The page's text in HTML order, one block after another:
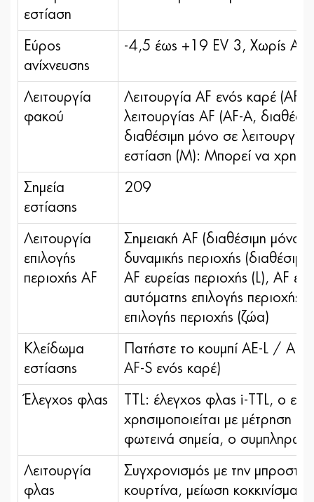
εστίαση
Εύρος
ανίχνευσης
-4,5 έως +19 EV 3, Χωρίς AF
Λειτουργία
φακού
Λειτουργία AF ενός καρέ (AF-
λειτουργίας AF (AF-A,
διαθέσιμη μόνο σε
εστίαση (M): Μπορεί να
Σημεία
εστίασης
209
Λειτουργία
επιλογής
περιοχής AF
Σημειακή AF (διαθέσιμη μόνο
δυναμικής περιοχής
AF ευρείας περιοχής (L), AF
αυτόματης επιλογής
επιλογής περιοχής (ζώα)
Κλείδωμα
εστίασης
Πατήστε το κουμπί AE-L / AF-
AF-S ενός καρέ)
Έλεγχος φλας
TTL: έλεγχος φλας i-TTL, ο
χρησιμοποιείται με μέτρηση
φωτεινά σημεία, ο
Λειτουργία
φλας
Συγχρονισμός με την
κουρτίνα, μείωση